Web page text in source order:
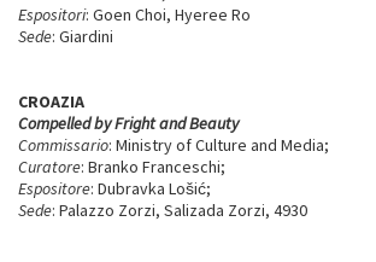
Espositori: Goen Choi, Hyeree Ro
Sede: Giardini
CROAZIA
Compelled by Fright and Beauty
Commissario: Ministry of Culture and Media;
Curatore: Branko Franceschi;
Espositore: Dubravka Lošić;
Sede: Palazzo Zorzi, Salizada Zorzi, 4930